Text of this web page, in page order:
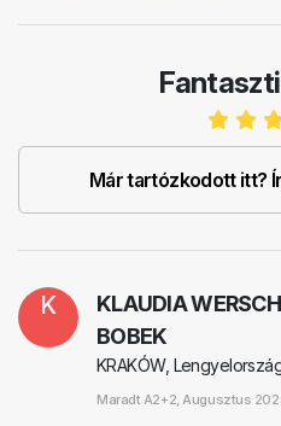
Már tartózkodott itt?
K
KLAUDIA
BOBEK
KRAKÓW,
Maradt A2+2, Augusztus